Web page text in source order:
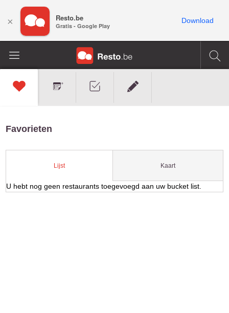
Favorieten
Lijst Kaart
U hebt nog geen restaurants toegevoegd aan uw bucket list.
× Resto.be
Gratis - Google Play
Download